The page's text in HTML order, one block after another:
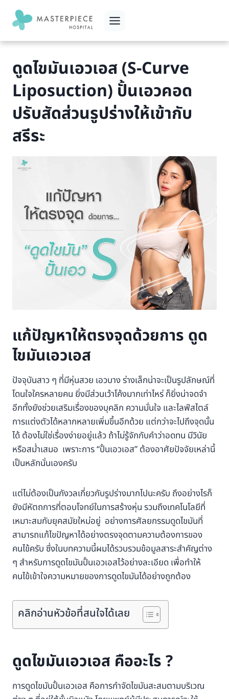
content
ดูดไขมันเอวเอส (S-Curve
Liposuction) ปั้นเอวคอด
ปรับสัดส่วนรูปร่างให้เข้ากับ
สรีระ
แก้ปัญหาให้ตรงจุดด้วยการ ดูด
ไขมันเอวเอส
ปัจจุบันสาว ๆ ที่มีหุ่นสวย เอวบาง ร่างเล็กน่าจะเป็นรูปลักษณ์ที่
โดนใจใครหลายคน ยิ่งมีส่วนเว้าโค้งมากเท่าไหร่ ก็ยิ่งน่าจดจำ
อีกทั้งยังช่วยเสริมเรื่องของบุคลิก ความมั่นใจ และไลฟ์สไตล์
การแต่งตัวได้หลากหลายเพิ่มขึ้นอีกด้วย แต่กว่าจะไปถึงจุดนั้น
ได้ ต้องไม่ใช่เรื่องง่ายอยู่แล้ว ถ้าไม่รู้จักกับคำว่าอดทน มีวินัย
หรือสม่ำเสมอ เพราะการ “ปั้นเอวเอส” ต้องอาศัยปัจจัยเหล่านี้
เป็นหลักนั่นเองครับ
แต่ไม่ต้องเป็นกังวลเกี่ยวกับรูปร่างมากไปนะครับ ถึงอย่างไรก็
ยังมีหัตถการที่ตอบโจทย์ในการสร้างหุ่น รวมถึงเทคโนโลยีที่
เหมาะสมกับยุคสมัยใหม่อยู่ อย่างการศัลยกรรมดูดไขมันที่
สามารถแก้ไขปัญหาได้อย่างตรงจุดตามความต้องการของ
คนไข้ครับ ซึ่งในบทความนี้ผมได้รวบรวมข้อมูลสาระสำคัญต่าง
ๆ สำหรับการดูดไขมันปั้นเอวเอสไว้อย่างละเอียด เพื่อทำให้
คนไข้เข้าใจความหมายของการดูดไขมันได้อย่างถูกต้อง
คลิกอ่านหัวข้อที่สนใจได้เลย
ดูดไขมันเอวเอส คืออะไร ?
การดูดไขมันปั้นเอวเอส คือการกำจัดไขมันสะสมตามบริเวณ